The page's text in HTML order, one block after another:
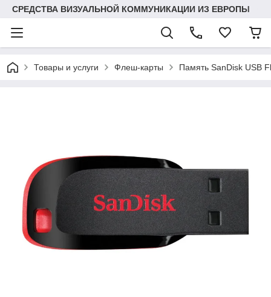
СРЕДСТВА ВИЗУАЛЬНОЙ КОММУНИКАЦИИ ИЗ ЕВРОПЫ
Товары и услуги Флеш-карты Память SanDisk USB